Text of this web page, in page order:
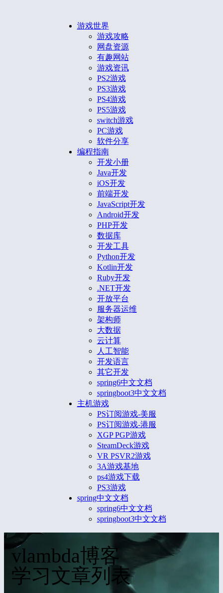
游戏世界
游戏攻略
网盘资源
有趣网站
游戏资讯
PS2游戏
PS3游戏
PS4游戏
PS5游戏
switch游戏
PC游戏
软件分享
编程指南
开发小册
Java开发
iOS开发
前端开发
JavaScript开发
Android开发
PHP开发
数据库
开发工具
Python开发
Kotlin开发
Ruby开发
.NET开发
开放平台
服务器运维
架构师
大数据
云计算
人工智能
开发语言
其它开发
spring6中文文档
springboot3中文文档
主机游戏
PS订阅游戏-美服
PS订阅游戏-港服
XGP PGP游戏
SteamDeck游戏
VR PSVR2游戏
3A游戏基地
ps4游戏下载
PS3游戏
spring中文文档
spring6中文文档
springboot3中文文档
vlambda博客
学习文章列表